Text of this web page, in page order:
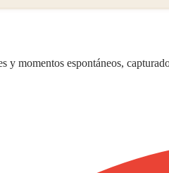
y momentos espontáneos,